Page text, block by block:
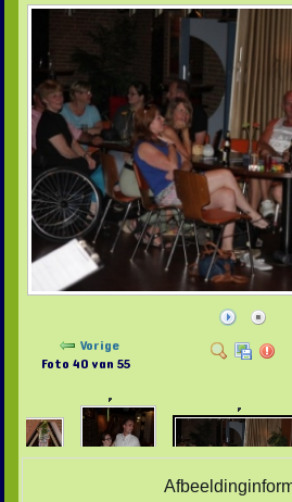
Vorige
Foto 40 van 55